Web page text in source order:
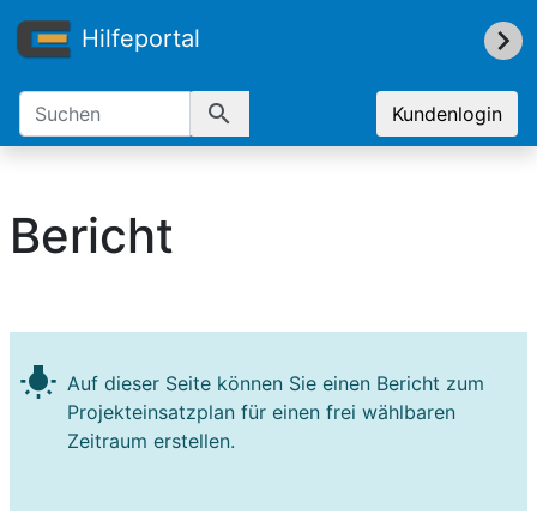
Hilfeportal
search Kundenlogin
Bericht
wb_incandescent Auf dieser Seite können Sie einen Bericht zum
Projekteinsatzplan für einen frei wählbaren
Zeitraum erstellen.